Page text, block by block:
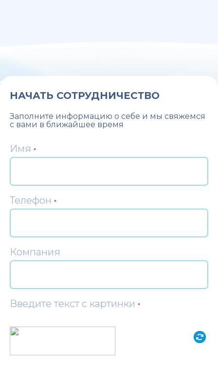
НАЧАТЬ СОТРУДНИЧЕСТВО
Заполните информацию о себе и мы свяжемся
с вами в ближайшее время
Имя *
Телефон *
Компания
Введите текст с картинки *